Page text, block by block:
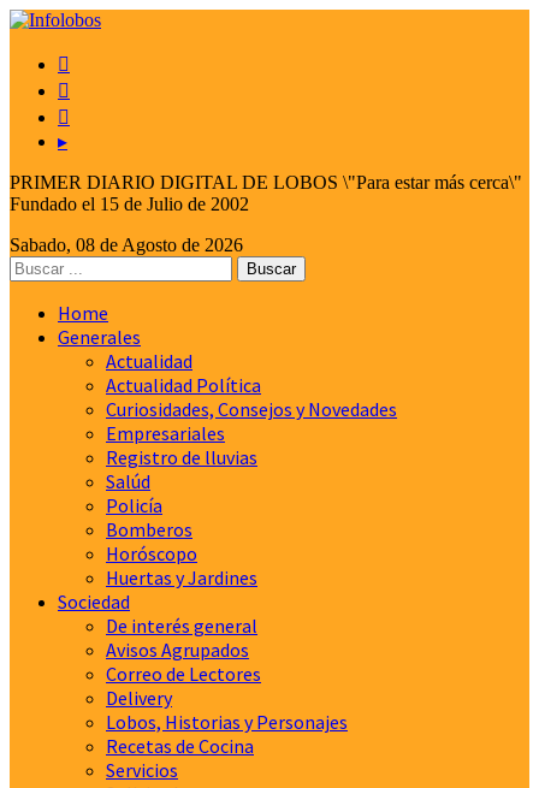



▸
PRIMER DIARIO DIGITAL DE LOBOS \"Para estar más cerca\"
Fundado el 15 de Julio de 2002
Sabado, 08 de Agosto de 2026
Home
Generales
Actualidad
Actualidad Política
Curiosidades, Consejos y Novedades
Empresariales
Registro de lluvias
Salúd
Policía
Bomberos
Horóscopo
Huertas y Jardines
Sociedad
De interés general
Avisos Agrupados
Correo de Lectores
Delivery
Lobos, Historias y Personajes
Recetas de Cocina
Servicios